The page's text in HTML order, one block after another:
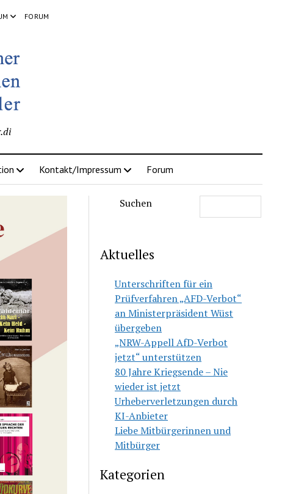
FORUM
Kontakt/Impressum Forum
Suchen
Aktuelles
Unterschriften für ein
Prüfverfahren „AFD-Verbot“
an Ministerpräsident Wüst
übergeben
„NRW-Appell AfD-Verbot
jetzt“ unterstützen
80 Jahre Kriegsende – Nie
wieder ist jetzt
Urheberverletzungen durch
KI-Anbieter
Liebe Mitbürgerinnen und
Mitbürger
Kategorien